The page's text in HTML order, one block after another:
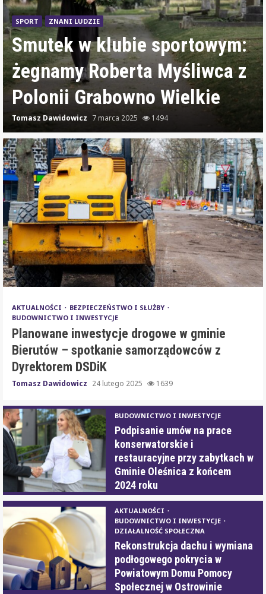
Wizyta prezydenckiego
kandydata Karola
Nawrockiego w Oleśnicy 15
marca
Tomasz Dawidowicz 7 marca 2025 1381
AKTUALNOŚCI
BEZPIECZEŃSTWO I SŁUŻBY
BUDOWNICTWO I INWESTYCJE
Planowane inwestycje drogowe w gminie
Bierutów – spotkanie samorządowców z
Dyrektorem DSDiK
Tomasz Dawidowicz 24 lutego 2025 1639
BUDOWNICTWO I INWESTYCJE
Podpisanie umów na prace
konserwatorskie i
restauracyjne przy zabytkach w
Gminie Oleśnica z końcem
2024 roku
AKTUALNOŚCI
BUDOWNICTWO I INWESTYCJE
DZIAŁALNOŚĆ SPOŁECZNA
Rekonstrukcja dachu i wymiana
podłogowego pokrycia w
Powiatowym Domu Pomocy
Społecznej w Ostrowinie